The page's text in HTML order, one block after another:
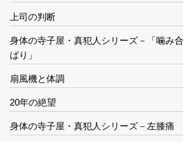
上司の判断
身体の寺子屋・真犯人シリーズ－「噛み
ばり」
扇風機と体調
20年の絶望
身体の寺子屋・真犯人シリーズ－左膝痛